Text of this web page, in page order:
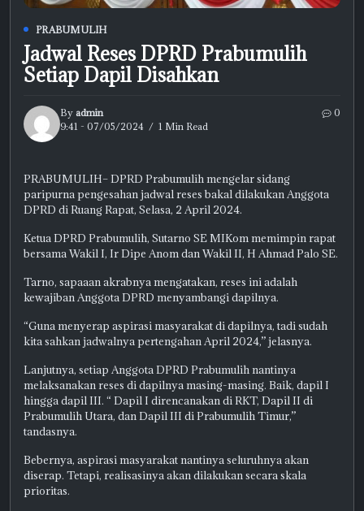
PRABUMULIH
Jadwal Reses DPRD Prabumulih
Setiap Dapil Disahkan
By admin
9:41 - 07/05/2024
1 Min Read
0
PRABUMULIH– DPRD Prabumulih mengelar sidang
paripurna pengesahan jadwal reses bakal dilakukan Anggota
DPRD di Ruang Rapat, Selasa, 2 April 2024.
Ketua DPRD Prabumulih, Sutarno SE MIKom memimpin rapat
bersama Wakil I, Ir Dipe Anom dan Wakil II, H Ahmad Palo SE.
Tarno, sapaaan akrabnya mengatakan, reses ini adalah
kewajiban Anggota DPRD menyambangi dapilnya.
“Guna menyerap aspirasi masyarakat di dapilnya, tadi sudah
kita sahkan jadwalnya pertengahan April 2024,” jelasnya.
Lanjutnya, setiap Anggota DPRD Prabumulih nantinya
melaksanakan reses di dapilnya masing-masing. Baik, dapil I
hingga dapil III. “ Dapil I direncanakan di RKT, Dapil II di
Prabumulih Utara, dan Dapil III di Prabumulih Timur,”
tandasnya.
Bebernya, aspirasi masyarakat nantinya seluruhnya akan
diserap. Tetapi, realisasinya akan dilakukan secara skala
prioritas.